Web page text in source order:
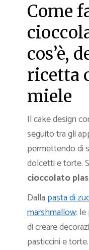
Come
cos’è,
ricetta
miele
Il cake design
seguito tra gli
permettendo di
dolcetti e torte.
cioccolato
Dalla pasta di
marshmallow:
di creare
pasticcini e torte.